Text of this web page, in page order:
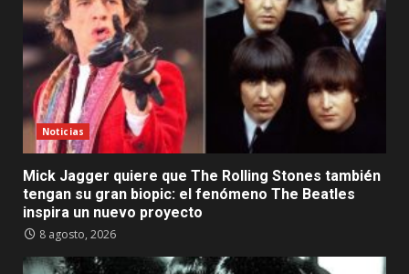
Noticias
Mick Jagger quiere que The Rolling Stones también
tengan su gran biopic: el fenómeno The Beatles
inspira un nuevo proyecto
8 agosto, 2026